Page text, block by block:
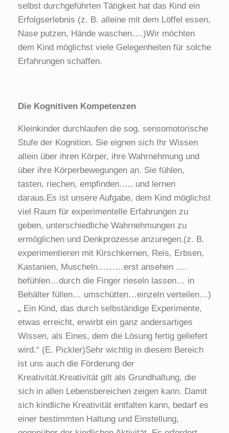
selbst durchgeführten Tätigkeit hat das Kind ein
Erfolgserlebnis (z. B. alleine mit dem Löffel essen,
Nase putzen, Hände waschen….)Wir möchten
dem Kind möglichst viele Gelegenheiten für solche
Erfahrungen schaffen.
Die Kognitiven Kompetenzen
Kleinkinder durchlaufen die sog. sensomotorische
Stufe der Kognition. Sie eignen sich Ihr Wissen
allein über ihren Körper, ihre Wahrnehmung und
über ihre Körperbewegungen an. Sie fühlen,
tasten, riechen, empfinden….. und lernen
daraus.Es ist unsere Aufgabe, dem Kind möglichst
viel Raum für experimentelle Erfahrungen zu
geben, unterschiedliche Wahrnehmungen zu
ermöglichen und Denkprozesse anzuregen.(z. B.
experimentieren mit Kirschkernen, Reis, Erbsen,
Kastanien, Muscheln………erst ansehen ….
befühlen…durch die Finger rieseln lassen… in
Behälter füllen… umschütten…einzeln verteilen…)
„ Ein Kind, das durch selbständige Experimente,
etwas erreicht, erwirbt ein ganz andersartiges
Wissen, als Eines, dem die Lösung fertig geliefert
wird.“ (E. Pickler)Sehr wichtig in diesem Bereich
ist uns auch die Förderung der
Kreativität.Kreativität gilt als Grundhaltung, die
sich in allen Lebensbereichen zeigen kann. Damit
sich kindliche Kreativität entfalten kann, bedarf es
einer bestimmten Haltung und Einstellung,